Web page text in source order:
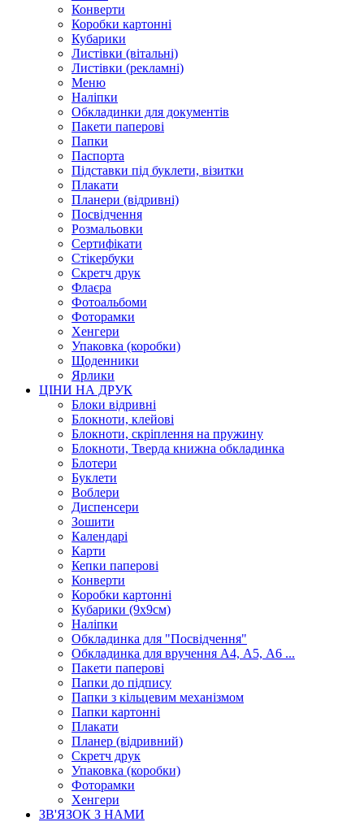
Конверти
Коробки картонні
Кубарики
Листівки (вітальні)
Листівки (рекламні)
Меню
Наліпки
Обкладинки для документів
Пакети паперові
Папки
Паспорта
Підставки під буклети, візитки
Плакати
Планери (відривні)
Посвідчення
Розмальовки
Сертифікати
Стікербуки
Скретч друк
Флаєра
Фотоальбоми
Фоторамки
Хенгери
Упаковка (коробки)
Щоденники
Ярлики
ЦІНИ НА ДРУК
Блоки відривні
Блокноти, клейові
Блокноти, скріплення на пружину
Блокноти, Тверда книжна обкладинка
Блотери
Буклети
Воблери
Диспенсери
Зошити
Календарі
Карти
Кепки паперові
Конверти
Коробки картонні
Кубарики (9х9см)
Наліпки
Обкладинка для "Посвідчення"
Обкладинка для вручення А4, А5, А6 ...
Пакети паперові
Папки до підпису
Папки з кільцевим механізмом
Папки картонні
Плакати
Планер (відривний)
Скретч друк
Упаковка (коробки)
Фоторамки
Хенгери
ЗВ'ЯЗОК З НАМИ